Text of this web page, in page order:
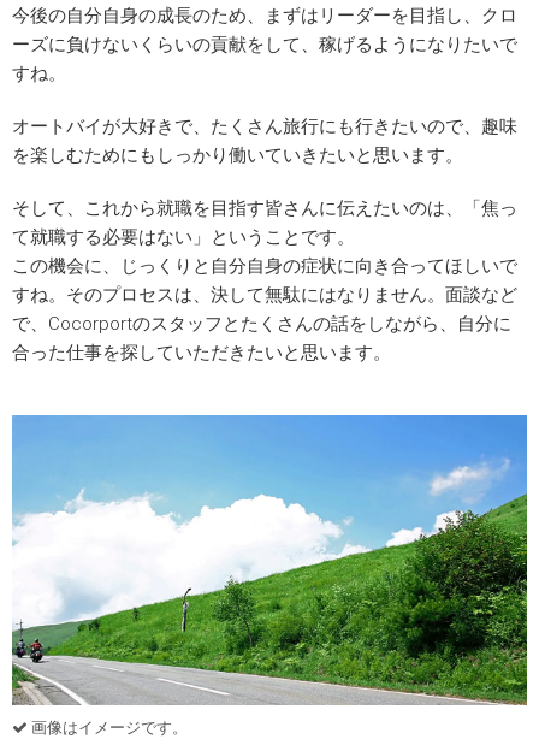
今後の自分自身の成長のため、まずはリーダーを目指し、クロ
ーズに負けないくらいの貢献をして、稼げるようになりたいで
すね。
オートバイが大好きで、たくさん旅行にも行きたいので、趣味
を楽しむためにもしっかり働いていきたいと思います。
そして、これから就職を目指す皆さんに伝えたいのは、「焦っ
て就職する必要はない」ということです。
この機会に、じっくりと自分自身の症状に向き合ってほしいで
すね。そのプロセスは、決して無駄にはなりません。面談など
で、Cocorportのスタッフとたくさんの話をしながら、自分に
合った仕事を探していただきたいと思います。
画像はイメージです。